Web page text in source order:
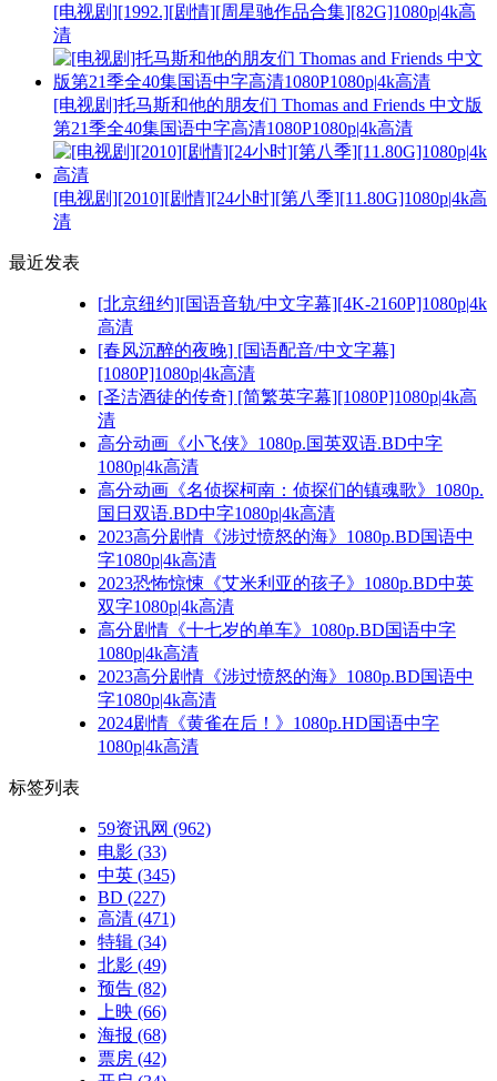
[电视剧][1992.][剧情][周星驰作品合集][82G]1080p|4k高
清
[电视剧]托马斯和他的朋友们 Thomas and Friends 中文版
第21季全40集国语中字高清1080P1080p|4k高清
[电视剧][2010][剧情][24小时][第八季][11.80G]1080p|4k高
清
最近发表
[北京纽约][国语音轨/中文字幕][4K-2160P]1080p|4k
高清
[春风沉醉的夜晚] [国语配音/中文字幕]
[1080P]1080p|4k高清
[圣洁酒徒的传奇] [简繁英字幕][1080P]1080p|4k高
清
高分动画《小飞侠》1080p.国英双语.BD中字
1080p|4k高清
高分动画《名侦探柯南：侦探们的镇魂歌》1080p.
国日双语.BD中字1080p|4k高清
2023高分剧情《涉过愤怒的海》1080p.BD国语中
字1080p|4k高清
2023恐怖惊悚《艾米利亚的孩子》1080p.BD中英
双字1080p|4k高清
高分剧情《十七岁的单车》1080p.BD国语中字
1080p|4k高清
2023高分剧情《涉过愤怒的海》1080p.BD国语中
字1080p|4k高清
2024剧情《黄雀在后！》1080p.HD国语中字
1080p|4k高清
标签列表
59资讯网 (962)
电影 (33)
中英 (345)
BD (227)
高清 (471)
特辑 (34)
北影 (49)
预告 (82)
上映 (66)
海报 (68)
票房 (42)